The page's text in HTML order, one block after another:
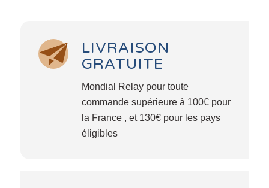
LIVRAISON
GRATUITE
Mondial Relay pour toute
commande supérieure à 100€ pour
la France , et 130€ pour les pays
éligibles